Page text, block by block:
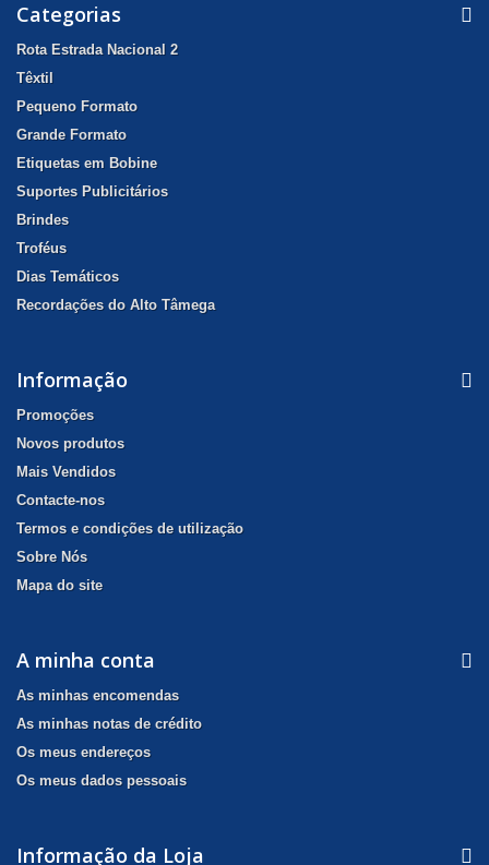
Categorias
Rota Estrada Nacional 2
Têxtil
Pequeno Formato
Grande Formato
Etiquetas em Bobine
Suportes Publicitários
Brindes
Troféus
Dias Temáticos
Recordações do Alto Tâmega
Informação
Promoções
Novos produtos
Mais Vendidos
Contacte-nos
Termos e condições de utilização
Sobre Nós
Mapa do site
A minha conta
As minhas encomendas
As minhas notas de crédito
Os meus endereços
Os meus dados pessoais
Informação da Loja